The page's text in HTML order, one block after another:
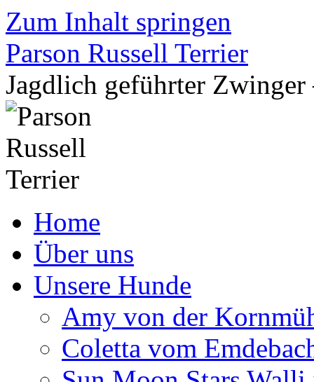
Zum Inhalt springen
Parson Russell Terrier
Jagdlich geführter
Home
Über uns
Unsere Hunde
Amy von der
Coletta vom